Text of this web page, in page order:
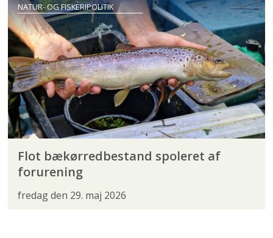
NATUR- OG FISKERIPOLITIK
Flot bækørredbestand spoleret af
forurening
fredag den 29. maj 2026